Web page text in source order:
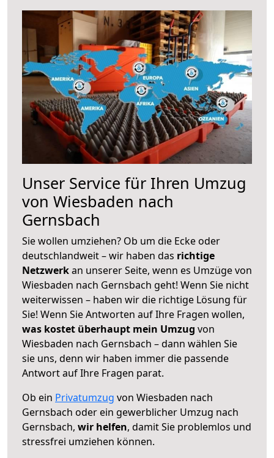
Unser Service für Ihren Umzug
von Wiesbaden nach
Gernsbach
Sie wollen umziehen? Ob um die Ecke oder
deutschlandweit – wir haben das richtige
Netzwerkan unserer Seite, wenn es Umzüge von
Wiesbaden nach Gernsbach geht! Wenn Sie nicht
weiterwissen – haben wir die richtige Lösung für
Sie! Wenn Sie Antworten auf Ihre Fragen wollen,
was kostet überhaupt mein Umzug von
Wiesbaden nach Gernsbach – dann wählen Sie
sie uns, denn wir haben immer die passende
Antwort auf Ihre Fragen parat.
Ob ein Privatumzug von Wiesbaden nach
Gernsbach oder ein gewerblicher Umzug nach
Gernsbach, wir helfen, damit Sie problemlos und
stressfrei umziehen können.